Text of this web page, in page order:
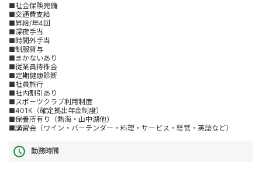
■社会保険完備
■交通費支給
■昇給/年4回
■深夜手当
■時間外手当
■制服貸与
■まかないあり
■従業員持株会
■定期健康診断
■社員旅行
■社内割引あり
■スポーツクラブ利用制度
■401K（確定拠出年金制度）
■保養所有り（熱海・山中湖他）
■講習会（ワイン・バーテンダー・料理・サービス・経営・英語など）
勤務時間